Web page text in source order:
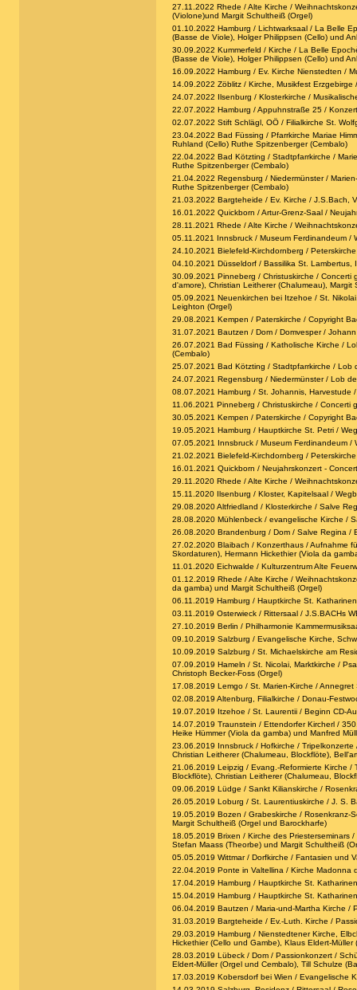
27.11.2022 Rhede / Alte Kirche /
(Violone)und Margit Schultheiß (Orgel)
01.10.2022 Hamburg / Lichtwarksaal / La Belle
(Basse de Viole), Holger Philippsen (Cello) und
30.09.2022 Kummerfeld / Kirche / La Belle
(Basse de Viole), Holger Philippsen (Cello) und
16.09.2022 Hamburg / Ev. Kirche Nienstedten /
14.09.2022 Zöblitz / Kirche, Musikfest
24.07.2022 Ilsenburg / Klosterkirche /
22.07.2022 Hamburg / Appuhnstraße 25 /
02.07.2022 Stift Schlägl, OÖ / Filialkirche St.
23.04.2022 Bad Füssing / Pfarrkirche Mariae
Ruhland (Cello) Ruthe Spitzenberger (Cembalo)
22.04.2022 Bad Kötzting / Stadtpfarrkirche /
Ruthe Spitzenberger (Cembalo)
21.04.2022 Regensburg / Niedermünster /
Ruthe Spitzenberger (Cembalo)
21.03.2022 Bargteheide / Ev. Kirche / J.S.Bach,
16.01.2022 Quickborn / Artur-Grenz-Saal /
28.11.2021 Rhede / Alte Kirche /
05.11.2021 Innsbruck / Museum Ferdinandeum /
24.10.2021 Bielefeld-Kirchdornberg /
04.10.2021 Düsseldorf / Bassilika St. Lambertus,
30.09.2021 Pinneberg / Christuskirche / Concerti
d'amore), Christian Leitherer (Chalumeau),
05.09.2021 Neuenkirchen bei Itzehoe / St.
Leighton (Orgel)
29.08.2021 Kempen / Paterskirche / Copyright
31.07.2021 Bautzen / Dom / Domvesper /
26.07.2021 Bad Füssing / Katholische Kirche /
(Cembalo)
25.07.2021 Bad Kötzting / Stadtpfarrkirche / Lob
24.07.2021 Regensburg / Niedermünster / Lob
08.07.2021 Hamburg / St. Johannis, Harvestude
11.06.2021 Pinneberg / Christuskirche / Concerti
30.05.2021 Kempen / Paterskirche / Copyright
19.05.2021 Hamburg / Hauptkirche St. Petri /
07.05.2021 Innsbruck / Museum Ferdinandeum /
21.02.2021 Bielefeld-Kirchdornberg /
16.01.2021 Quickborn / Neujahrskonzert -
29.11.2020 Rhede / Alte Kirche /
15.11.2020 Ilsenburg / Kloster, Kapitelsaal /
29.08.2020 Altfriedland / Klosterkirche / Salve
28.08.2020 Mühlenbeck / evangelische Kirche /
26.08.2020 Brandenburg / Dom / Salve Regina /
27.02.2020 Blaibach / Konzerthaus / Aufnahme
Skordaturen), Hermann Hickethier (Viola da
11.01.2020 Eichwalde / Kulturzentrum Alte
01.12.2019 Rhede / Alte Kirche /
da gamba) und Margit Schultheiß (Orgel)
06.11.2019 Hamburg / Hauptkirche St.
03.11.2019 Osterwieck / Rittersaal / J.S.BACHs
27.10.2019 Berlin / Philharmonie
09.10.2019 Salzburg / Evangelische Kirche,
10.09.2019 Salzburg / St. Michaelskirche am
07.09.2019 Hameln / St. Nicolai, Marktkirche /
Christoph Becker-Foss (Orgel)
17.08.2019 Lemgo / St. Marien-Kirche /
02.08.2019 Altenburg, Filialkirche / Donau-
19.07.2019 Itzehoe / St. Laurentii / Beginn CD-
14.07.2019 Traunstein / Ettendorfer Kircherl /
Heike Hümmer (Viola da gamba) und Manfred
23.06.2019 Innsbruck / Hofkirche /
Christian Leitherer (Chalumeau, Blockflöte),
21.06.2019 Leipzig / Evang.-Reformierte Kirche /
Blockflöte), Christian Leitherer (Chalumeau,
09.06.2019 Lüdge / Sankt Kilianskirche /
26.05.2019 Loburg / St. Laurentiuskirche / J. S.
19.05.2019 Bozen / Grabeskirche / Rosenkranz-
Margit Schultheiß (Orgel und Barockharfe)
18.05.2019 Brixen / Kirche des Priesterseminars
Stefan Maass (Theorbe) und Margit Schultheiß
05.05.2019 Wittmar / Dorfkirche / Fantasien und
22.04.2019 Ponte in Valtellina / Kirche Madonna
17.04.2019 Hamburg / Hauptkirche St.
15.04.2019 Hamburg / Hauptkirche St.
06.04.2019 Bautzen / Maria-und-Martha Kirche /
31.03.2019 Bargteheide / Ev.-Luth. Kirche /
29.03.2019 Hamburg / Nienstedtener Kirche,
Hickethier (Cello und Gambe), Klaus Eldert-
28.03.2019 Lübeck / Dom / Passionkonzert /
Eldert-Müller (Orgel und Cembalo), Till Schulze
17.03.2019 Kobersdorf bei Wien / Evangelische